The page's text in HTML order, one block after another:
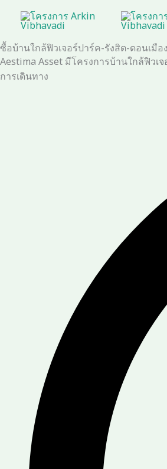
ซื้อบ้านใกล้ฟิวเจอร์ปาร์ค-รังสิต-ดอนเมื
Aestima Asset มีโครงการบ้านใกล้ฟิว
การเดินทาง